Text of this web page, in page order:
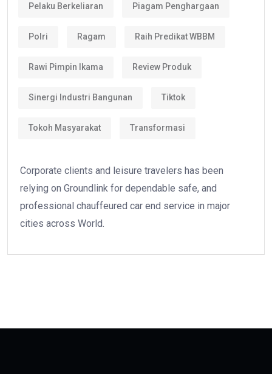
Pelaku Berkeliaran Piagam Penghargaan
Polri Ragam Raih Predikat WBBM
Rawi Pimpin Ikama Review Produk
Sinergi Industri Bangunan Tiktok
Tokoh Masyarakat Transformasi
Corporate clients and leisure travelers has been
relying on Groundlink for dependable safe, and
professional chauffeured car end service in major
cities across World.